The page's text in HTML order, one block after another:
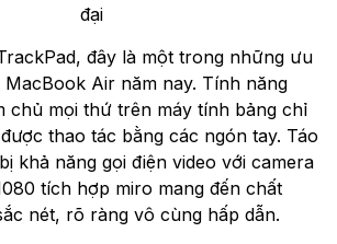
đại
đây là một trong những ưu
Air năm nay. Tính năng
chủ mọi thứ trên máy tính bảng chỉ
thao tác bằng các ngón tay. Táo
khả năng gọi điện video với camera
tích hợp miro mang đến chất
nét, rõ ràng vô cùng hấp dẫn.